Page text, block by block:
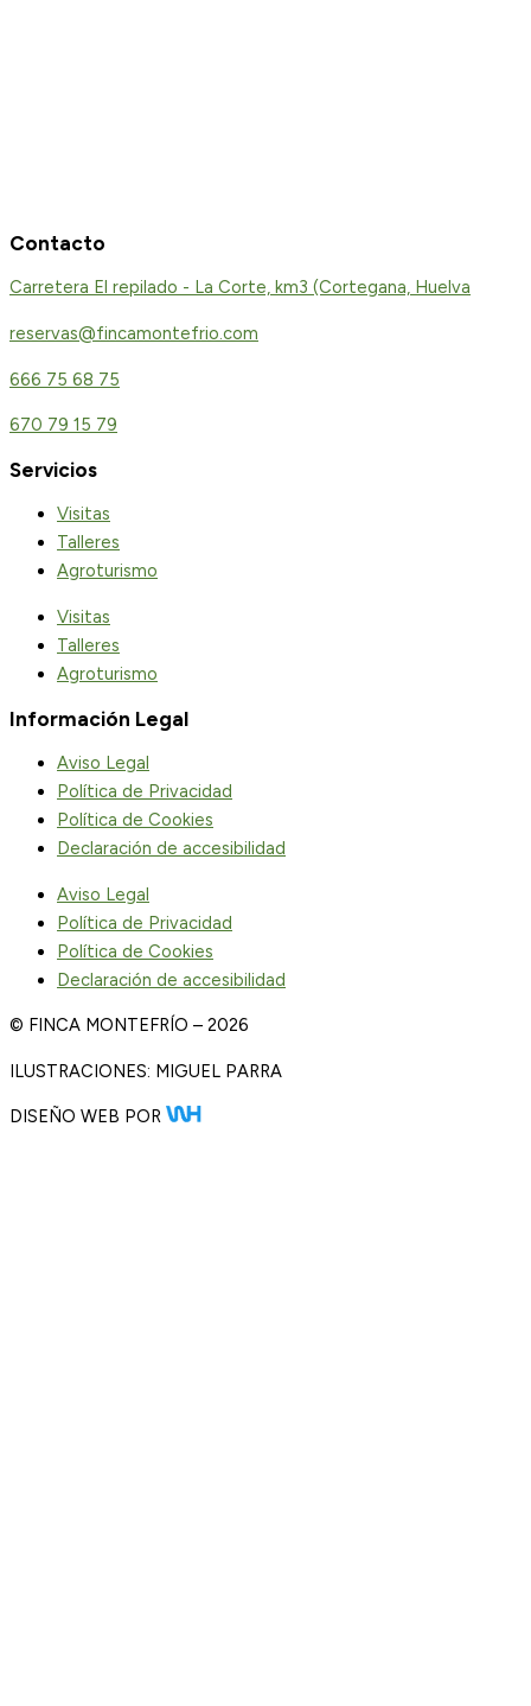
Contacto
Carretera El repilado - La Corte, km3 (Cortegana, Huelva
reservas@fincamontefrio.com
666 75 68 75
670 79 15 79
Servicios
Visitas
Talleres
Agroturismo
Visitas
Talleres
Agroturismo
Información Legal
Aviso Legal
Política de Privacidad
Política de Cookies
Declaración de accesibilidad
Aviso Legal
Política de Privacidad
Política de Cookies
Declaración de accesibilidad
© FINCA MONTEFRÍO – 2026
ILUSTRACIONES: MIGUEL PARRA
DISEÑO WEB POR